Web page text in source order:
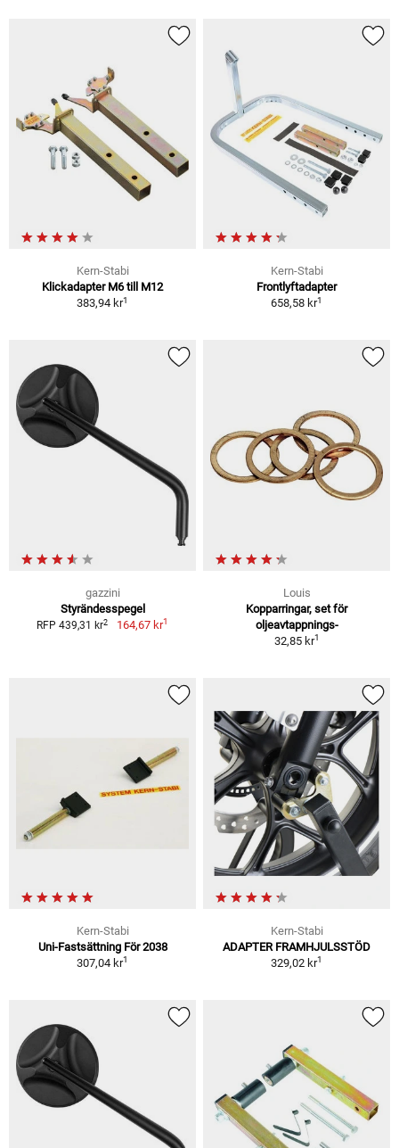
Kern-Stabi
Klickadapter M6 till M12
383,94 kr1
Kern-Stabi
Frontlyftadapter
658,58 kr1
gazzini
Styrändesspegel
RFP 439,31 kr2 164,67 kr1
Louis
Kopparringar, set för
oljeavtappnings-
32,85 kr1
Kern-Stabi
Uni-Fastsättning För 2038
307,04 kr1
Kern-Stabi
ADAPTER FRAMHJULSSTÖD
329,02 kr1